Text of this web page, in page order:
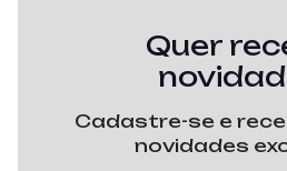
Quer
Cadastre-se e
novidades